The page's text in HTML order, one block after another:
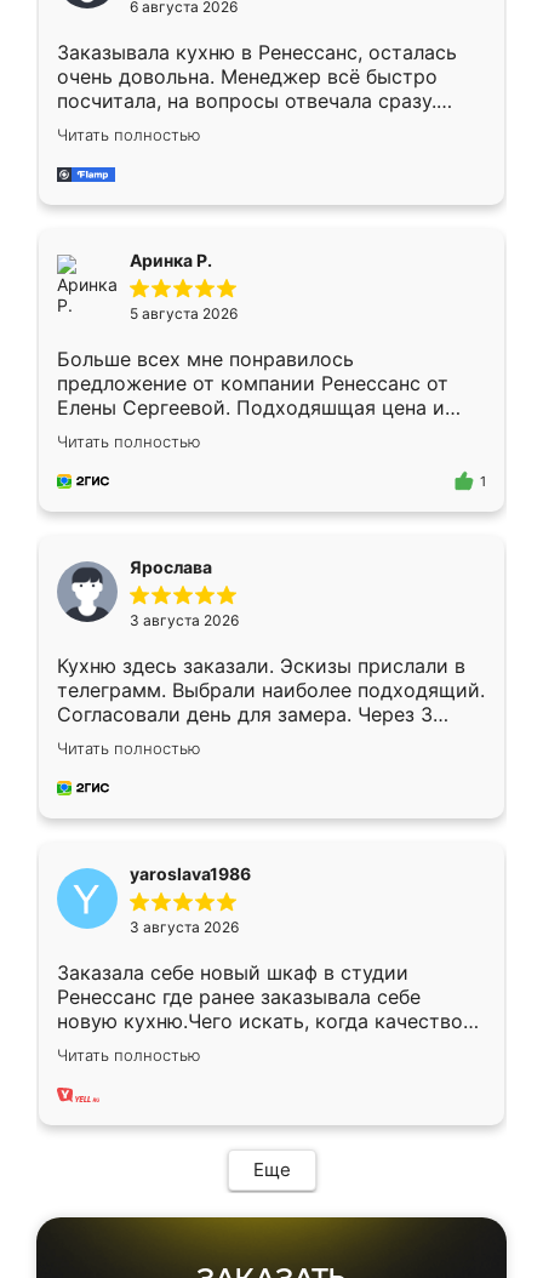
мебели буду заказывать только здесь.
6 августа 2026
Заказывала кухню в Ренессанс, осталась
очень довольна. Менеджер всё быстро
посчитала, на вопросы отвечала сразу.
Замерщик приехал в субботу, подошёл к
делу со всей ответственностью. Собрали
за день, ребята работали аккуратно, даже
Читать полностью
Аринка Р.
5 августа 2026
Больше всех мне понравилось
предложение от компании Ренессанс от
Елены Сергеевой. Подходяшщая цена и
короткие сроки изготовления. Приехавший
для замера сотрудник Владислав
предложил по моему эскизу самый
Читать полностью
1
Ярослава
3 августа 2026
Кухню здесь заказали. Эскизы прислали в
телеграмм. Выбрали наиболее подходящий.
Согласовали день для замера. Через 3
недели кухня была уже готова. Остались
довольны работой. Спасибо Ренессанс
мебель за качественную работу!
Читать полностью
yaroslava1986
3 августа 2026
Заказала себе новый шкаф в студии
Ренессанс где ранее заказывала себе
новую кухню.Чего искать, когда качеством
вполне довольна. Служит кухня уже почти
два года, нареканий нет.
Читать полностью
Еще